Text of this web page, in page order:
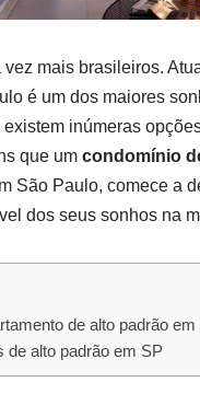
mais brasileiros.
é um dos maiores
inúmeras
que um condomínio
São Paulo, comece a
dos seus sonhos na
de alto padrão em
de alto padrão em SP